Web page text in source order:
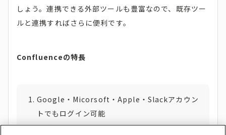
しょう。連携できる外部ツールも豊富なので、既存ツー
ルと連携すればさらに便利です。
Confluenceの特長
Google・Micorsoft・Apple・Slackアカウン
トでもログイン可能
無料プランあり